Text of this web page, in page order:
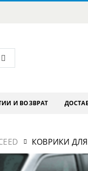
И ВОЗВРАТ
КОВРИКИ ДЛЯ